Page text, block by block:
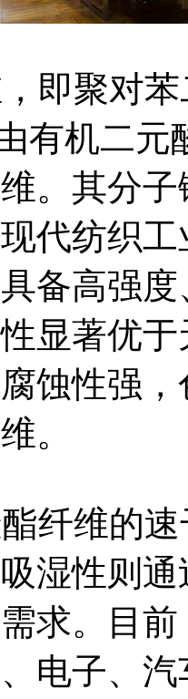
聚对苯
由有机二
。其分
代纺织
备高强
显著优
蚀性强
。
维的速
湿性则
求。目
电子、